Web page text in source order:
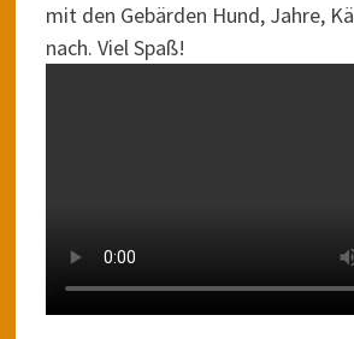
mit den Gebärden Hund, Jahre,
nach. Viel Spaß!